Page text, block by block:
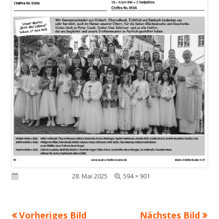
Veröffentlicht am28. Mai 2025
Volle
594 × 901
Vorheriges Bild Nächstes Bild